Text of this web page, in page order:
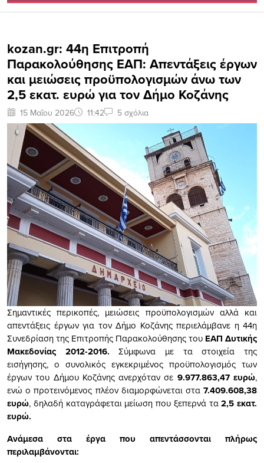
kozan.gr: 44η Επιτροπή
Παρακολούθησης ΕΑΠ: Απεντάξεις έργων
και μειώσεις προϋπολογισμών άνω των
2,5 εκατ. ευρώ για τον Δήμο Κοζάνης
15 Μαΐου 2026 11:42 5 σχόλια
Σημαντικές περικοπές, μειώσεις προϋπολογισμών αλλά και
απεντάξεις έργων για τον Δήμο Κοζάνης περιελάμβανε η 44η
Συνεδρίαση της Επιτροπής Παρακολούθησης του ΕΑΠ Δυτικής
Μακεδονίας 2012-2016.Σύμφωνα με τα στοιχεία της
εισήγησης, ο συνολικός εγκεκριμένος προϋπολογισμός των
έργων του Δήμου Κοζάνης ανερχόταν σε 9.977.863,47 ευρώ,
ενώ ο προτεινόμενος πλέον διαμορφώνεται στα 7.409.608,38
ευρώ, δηλαδή καταγράφεται μείωση που ξεπερνά τα2,5 εκατ.
ευρώ.
Ανάμεσα στα έργα που απεντάσσονται πλήρως
περιλαμβάνονται: